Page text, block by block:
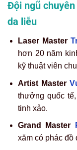
Đội ngũ
da liễu
Laser Master
hơn 20 năm
kỹ thuật viên
Artist Master
thưởng quốc
tinh xảo.
Grand Master
xăm có phác đồ